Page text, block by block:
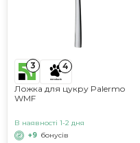
3 4
Ложка для цукру Palermo
WMF
В наявності 1-2 дня
+9 бонусів